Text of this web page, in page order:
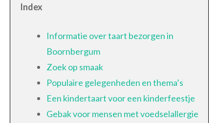
Index
Informatie over taart bezorgen in
Boornbergum
Zoek op smaak
Populaire gelegenheden en thema’s
Een kindertaart voor een kinderfeestje
Gebak voor mensen met voedselallergie